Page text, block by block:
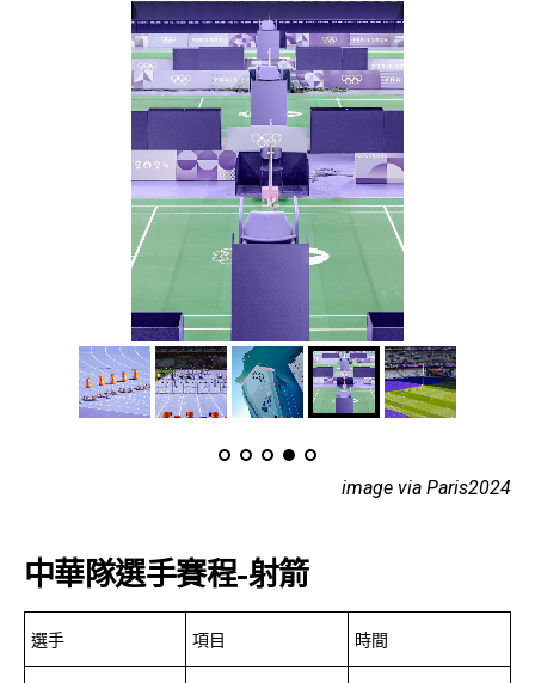
image via Paris2024
中華隊選手賽程-射箭
選手 項目 時間